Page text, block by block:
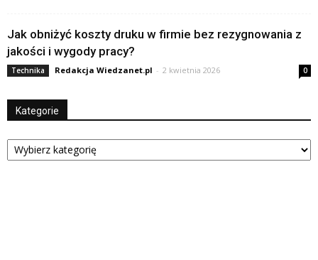
Jak obniżyć koszty druku w firmie bez rezygnowania z
jakości i wygody pracy?
Technika Redakcja Wiedzanet.pl - 2 kwietnia 2026 0
Kategorie
Kategorie